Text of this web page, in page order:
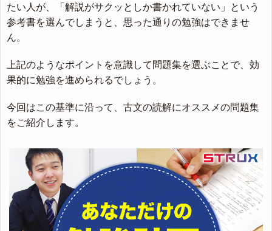
たい人が、「解説がサクッとしか書かれていない」という
参考書を選んでしまうと、思った通りの勉強はできませ
ん。
上記のようなポイントを意識して問題集を選ぶことで、効
果的に勉強を進められるでしょう。
今回はこの基準に沿って、古文の読解にオススメの問題集
をご紹介します。